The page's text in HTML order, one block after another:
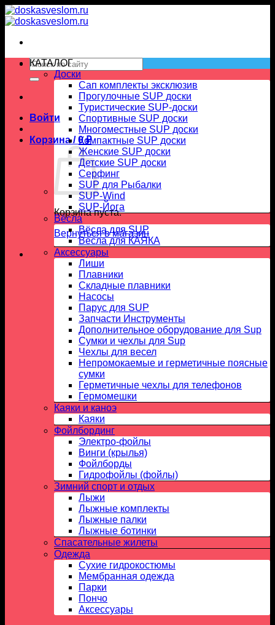
Skip
to
Искать:
Войти
Корзина /0₽
Корзина пуста.
Вернуться в магазин
КАТАЛОГ
Доски
Сап комплекты эксклюзив
Прогулочные SUP доски
Туристические SUP-доски
Спортивные SUP доски
Многоместные SUP доски
Компактные SUP доски
Женские SUP доски
Детские SUP доски
Серфинг
SUP для Рыбалки
SUP-Wind
SUP-Йога
Вёсла
Вёсла для SUP
Весла для КАЯКА
Аксессуары
Лиши
Плавники
Складные плавники
Насосы
Парус для SUP
Запчасти Инструменты
Дополнительное оборудование для Sup
Сумки и чехлы для Sup
Чехлы для весел
Непромокаемые и герметичные поясные
сумки
Герметичные чехлы для телефонов
Гермомешки
Каяки и каноэ
Каяки
Фойлбординг
Электро-фойлы
Винги (крылья)
Фойлборды
Гидрофойлы (фойлы)
Зимний спорт и отдых
Лыжи
Лыжные комплекты
Лыжные палки
Лыжные ботинки
Спасательные жилеты
Одежда
Сухие гидрокостюмы
Мембранная одежда
Парки
Пончо
Аксессуары